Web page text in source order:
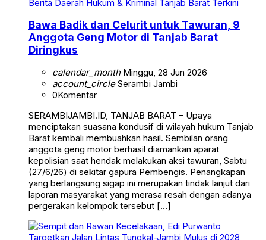
Berita Daerah Hukum & Kriminal Tanjab Barat Terkini
Bawa Badik dan Celurit untuk Tawuran, 9
Anggota Geng Motor di Tanjab Barat
Diringkus
calendar_monthMinggu, 28 Jun 2026
account_circleSerambi Jambi
0Komentar
SERAMBIJAMBI.ID, TANJAB BARAT – Upaya
menciptakan suasana kondusif di wilayah hukum Tanjab
Barat kembali membuahkan hasil. Sembilan orang
anggota geng motor berhasil diamankan aparat
kepolisian saat hendak melakukan aksi tawuran, Sabtu
(27/6/26) di sekitar gapura Pembengis. Penangkapan
yang berlangsung sigap ini merupakan tindak lanjut dari
laporan masyarakat yang merasa resah dengan adanya
pergerakan kelompok tersebut […]